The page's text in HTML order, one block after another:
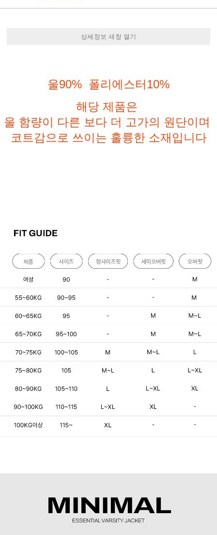
상세정보 새창 열기
울90% 폴리에스터10%
해당 제품은
울 함량이 다른 보다 더 고가의 원단이며
코트감으로 쓰이는 훌륭한 소재입니다